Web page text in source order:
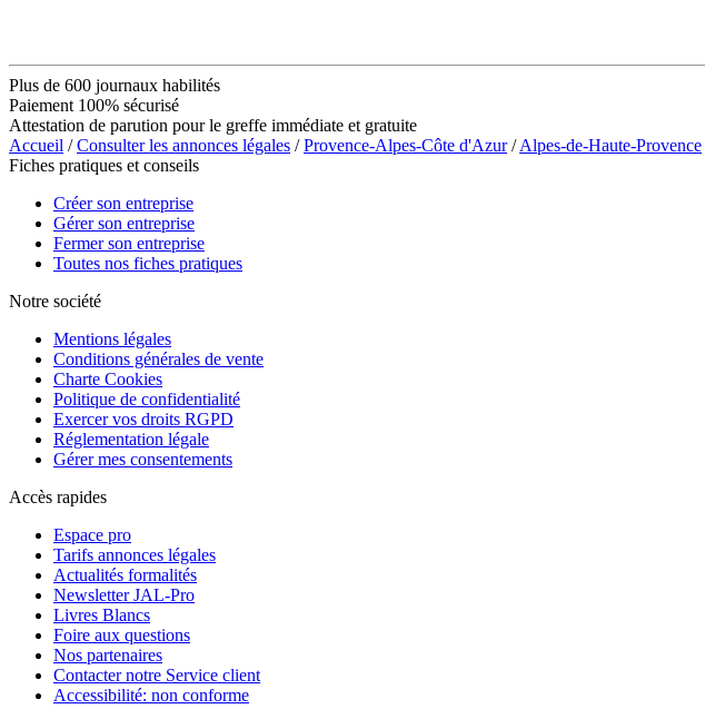
Plus de 600 journaux habilités
Paiement 100% sécurisé
Attestation de parution pour le greffe immédiate et gratuite
Accueil /Consulter les annonces légales /Provence-Alpes-Côte d'Azur/Alpes-de-Haute-Provence
Fiches pratiques et conseils
Créer son entreprise
Gérer son entreprise
Fermer son entreprise
Toutes nos fiches pratiques
Notre société
Mentions légales
Conditions générales de vente
Charte Cookies
Politique de confidentialité
Exercer vos droits RGPD
Réglementation légale
Gérer mes consentements
Accès rapides
Espace pro
Tarifs annonces légales
Actualités formalités
Newsletter JAL-Pro
Livres Blancs
Foire aux questions
Nos partenaires
Contacter notre Service client
Accessibilité: non conforme